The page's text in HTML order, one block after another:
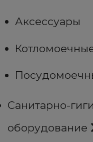
Аксессуары
Санитарно-
оборудование